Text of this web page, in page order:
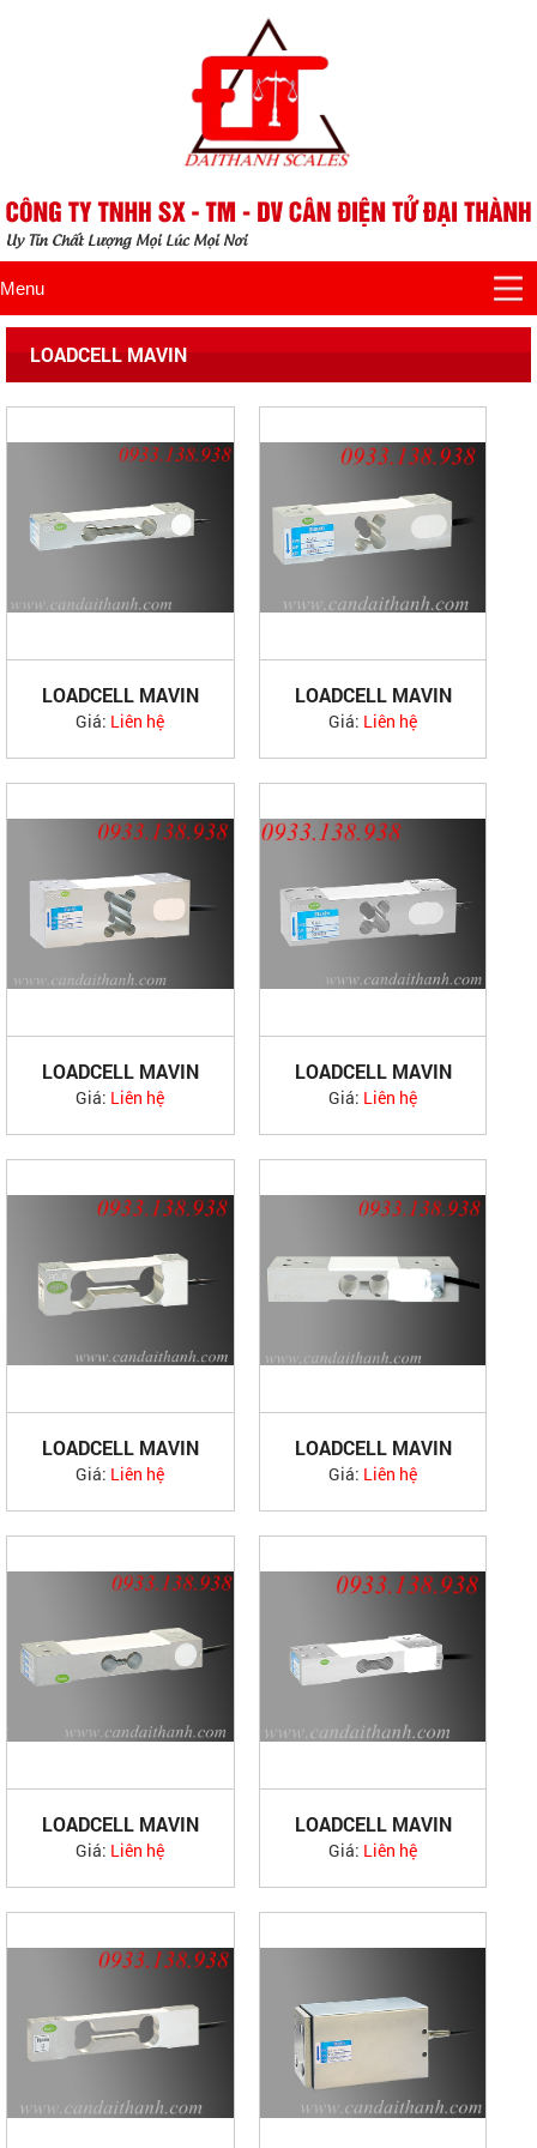
Menu
LOADCELL MAVIN
LOADCELL MAVIN
NA1
Giá: Liên hệ
LOADCELL MAVIN
NA2
Giá: Liên hệ
LOADCELL MAVIN
NA3
Giá: Liên hệ
LOADCELL MAVIN
NA4, NA5
Giá: Liên hệ
LOADCELL MAVIN
NA6
Giá: Liên hệ
LOADCELL MAVIN
NA8
Giá: Liên hệ
LOADCELL MAVIN
NA10
Giá: Liên hệ
LOADCELL MAVIN
NA11
Giá: Liên hệ